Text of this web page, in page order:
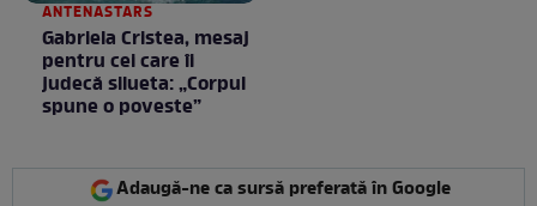
ANTENASTARS
Gabriela Cristea, mesaj
pentru cei care îi
judecă silueta: „Corpul
spune o poveste”
Adaugă-ne ca sursă preferată în Google